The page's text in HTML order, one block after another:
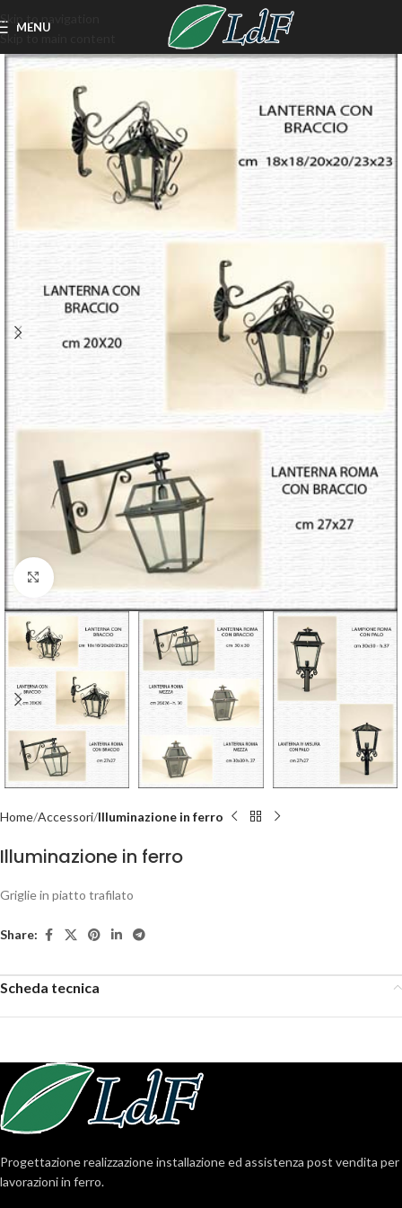
Skip to navigation
Skip to main content
MENU
Click to enlarge
Home Accessori Illuminazione in ferro
Illuminazione in ferro
Griglie in piatto trafilato
Share:
Scheda tecnica
Progettazione realizzazione installazione ed assistenza post vendita per
lavorazioni in ferro.